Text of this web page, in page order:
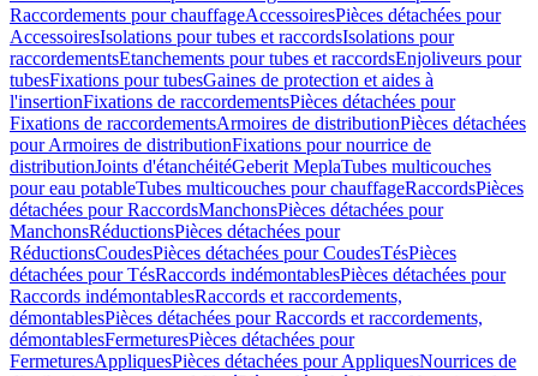
Raccordements pour chauffageAccessoiresPièces détachées pour
AccessoiresIsolations pour tubes et raccordsIsolations pour
raccordementsEtanchements pour tubes et raccordsEnjoliveurs pour
tubesFixations pour tubesGaines de protection et aides à
l'insertionFixations de raccordementsPièces détachées pour
Fixations de raccordementsArmoires de distributionPièces détachées
pour Armoires de distributionFixations pour nourrice de
distributionJoints d'étanchéitéGeberit MeplaTubes multicouches
pour eau potableTubes multicouches pour chauffageRaccordsPièces
détachées pour RaccordsManchonsPièces détachées pour
ManchonsRéductionsPièces détachées pour
RéductionsCoudesPièces détachées pour CoudesTésPièces
détachées pour TésRaccords indémontablesPièces détachées pour
Raccords indémontablesRaccords et raccordements,
démontablesPièces détachées pour Raccords et raccordements,
démontablesFermeturesPièces détachées pour
FermeturesAppliquesPièces détachées pour AppliquesNourrices de